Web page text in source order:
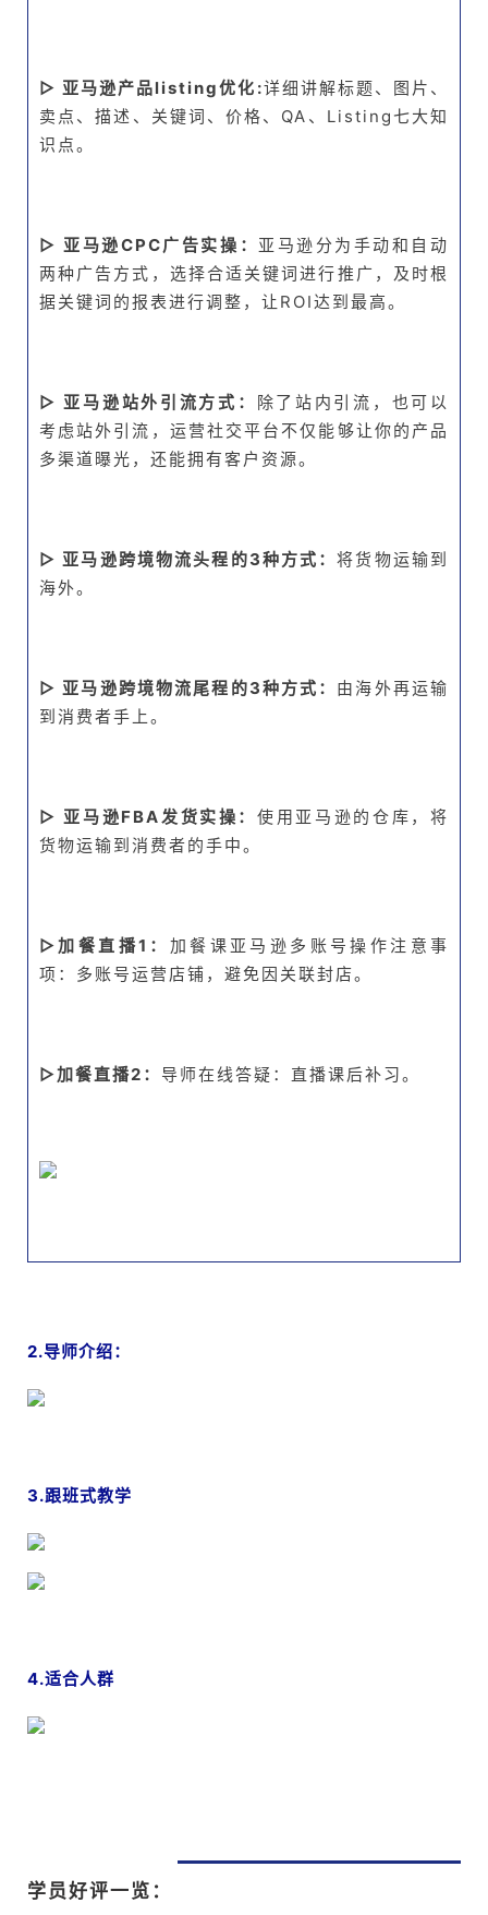
▷ 亚马逊产品listing优化:详细讲解标题、图片、
卖点、描述、关键词、价格、QA、Listing七大知
识点。
▷ 亚马逊CPC广告实操： 亚马逊分为手动和自动
两种广告方式，选择合适关键词进行推广，及时根
据关键词的报表进行调整，让ROI达到最高。
▷ 亚马逊站外引流方式： 除了站内引流，也可以
考虑站外引流，运营社交平台不仅能够让你的产品
多渠道曝光，还能拥有客户资源。
▷ 亚马逊跨境物流头程的3种方式：将货物运输到
海外。
▷ 亚马逊跨境物流尾程的3种方式： 由海外再运输
到消费者手上。
▷ 亚马逊FBA发货实操：使用亚马逊的仓库，将
货物运输到消费者的手中。
▷加餐直播1： 加餐课亚马逊多账号操作注意事
项：多账号运营店铺，避免因关联封店。
▷加餐直播2： 导师在线答疑：直播课后补习。
2.导师介绍：
3.跟班式教学
4.适合人群
学员好评一览：